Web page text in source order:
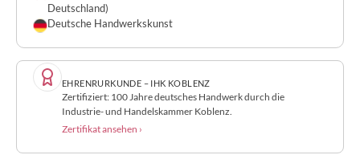
Deutschland)
Deutsche Handwerkskunst
EHRENRURKUNDE – IHK KOBLENZ
Zertifiziert: 100 Jahre deutsches Handwerk durch die
Industrie- und Handelskammer Koblenz.
Zertifikat ansehen ›